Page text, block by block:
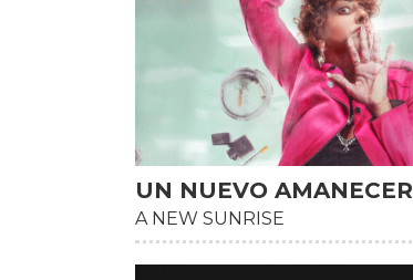
HD
UN NUEVO AMANECER
A NEW SUNRISE